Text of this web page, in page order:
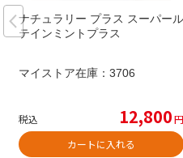
ナチュラリー プラス スーパール
テインミントプラス
マイストア在庫： 3706
税込 12,800円
カートに入れる